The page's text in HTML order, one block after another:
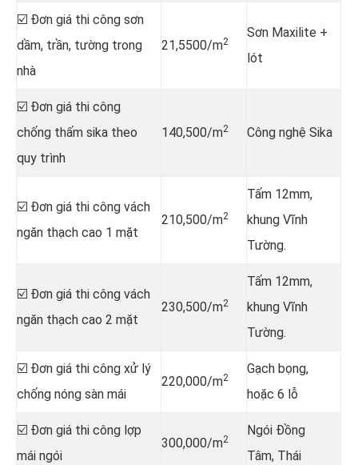
☑️ Đơn giá thi công sơn
dầm, trần, tường trong
nhà
21,5500/m2
Sơn Maxilite +
lót
☑️ Đơn giá thi công
chống thấm sika theo
quy trình
140,500/m2 Công nghệ Sika
☑️ Đơn giá thi công vách
ngăn thạch cao 1 mặt
210,500/m2
Tấm 12mm,
khung Vĩnh
Tường.
☑️ Đơn giá thi công vách
ngăn thạch cao 2 mặt
230,500/m2
Tấm 12mm,
khung Vĩnh
Tường.
☑️ Đơn giá thi công xử lý
chống nóng sàn mái
220,000/m2
Gạch bọng,
hoặc 6 lỗ
☑️ Đơn giá thi công lợp
mái ngói
300,000/m2
Ngói Đồng
Tâm, Thái